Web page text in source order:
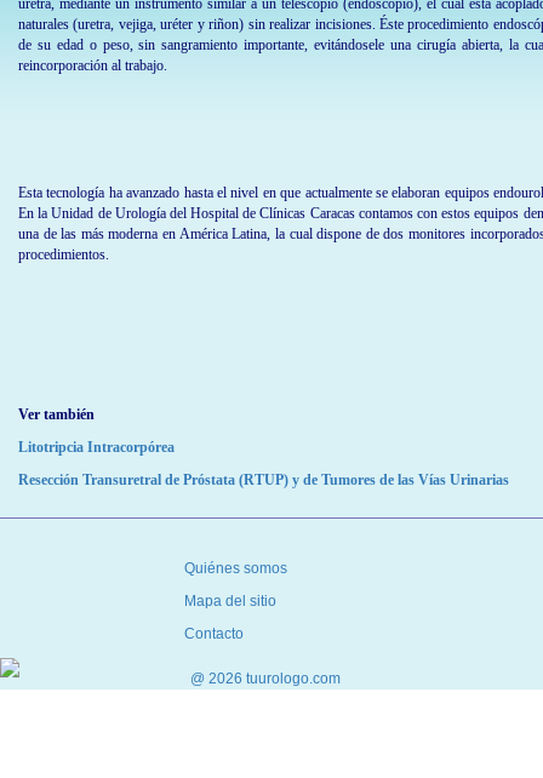
uretra, mediante un instrumento similar a un telescopio (endoscopio), el cual está
naturales (uretra, vejiga, uréter y riñon) sin realizar incisiones. Éste procedimiento
de su edad o peso, sin sangramiento importante, evitándosele una cirugía abierta, la
reincorporación al trabajo.
Esta tecnología ha avanzado hasta el nivel en que actualmente se elaboran equipos
En la Unidad de Urología del Hospital de Clínicas Caracas contamos con estos equipos
una de las más moderna en América Latina, la cual dispone de dos monitores
procedimientos.
Ver también
Litotripcia Intracorpórea
Resección Transuretral de Próstata (RTUP) y de Tumores de las Vías Urinarias
Quiénes somos
Mapa del sitio
Contacto
@ 2026 tuurologo.com